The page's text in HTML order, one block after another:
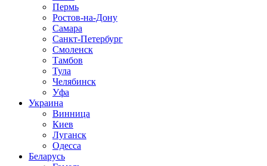
Пермь
Ростов-на-Дону
Самара
Санкт-Петербург
Смоленск
Тамбов
Тула
Челябинск
Уфа
Украина
Винница
Киев
Луганск
Одесса
Беларусь